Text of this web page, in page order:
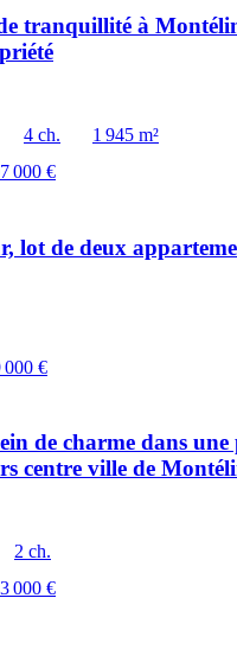
tranquillité à
4 ch.
1 945 m²
000 €
lot de deux
000 €
de charme dans une
centre ville de
2 ch.
000 €